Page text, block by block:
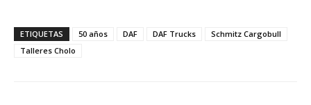
ETIQUETAS 50 años DAF DAF Trucks
Schmitz Cargobull
Talleres Cholo